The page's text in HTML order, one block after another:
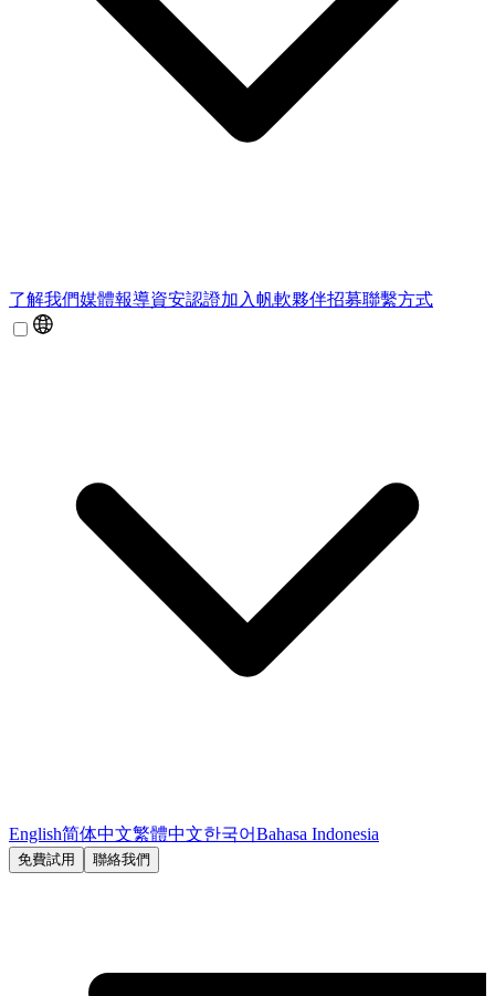
了解我們媒體報導資安認證加入帆軟夥伴招募聯繫方式
English简体中文繁體中文한국어Bahasa Indonesia
免費試用 聯絡我們